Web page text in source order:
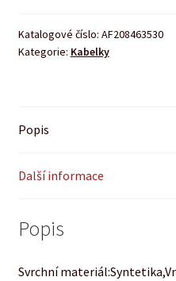
Katalogové číslo: AF208463530
Kategorie: Kabelky
Popis
Další informace
Popis
Svrchní